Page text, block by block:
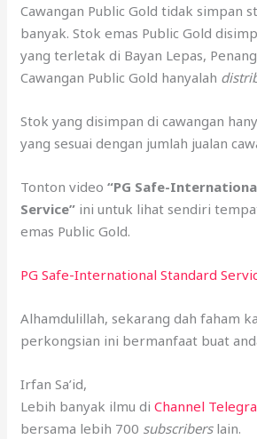
Cawangan Public Gold tidak simpan
banyak. Stok emas Public Gold
yang terletak di Bayan Lepas,
Cawangan Public Gold hanyalah
Stok yang disimpan di cawangan
yang sesuai dengan jumlah jualan
Tonton video“PG Safe-
Service” ini untuk lihat sendiri
emas Public Gold.
PG Safe-International Standard
Alhamdulillah, sekarang dah faham
perkongsian ini bermanfaat buat
Irfan Sa’id,
Lebih banyak ilmu diChannel
bersama lebih 700 subscriberslain.